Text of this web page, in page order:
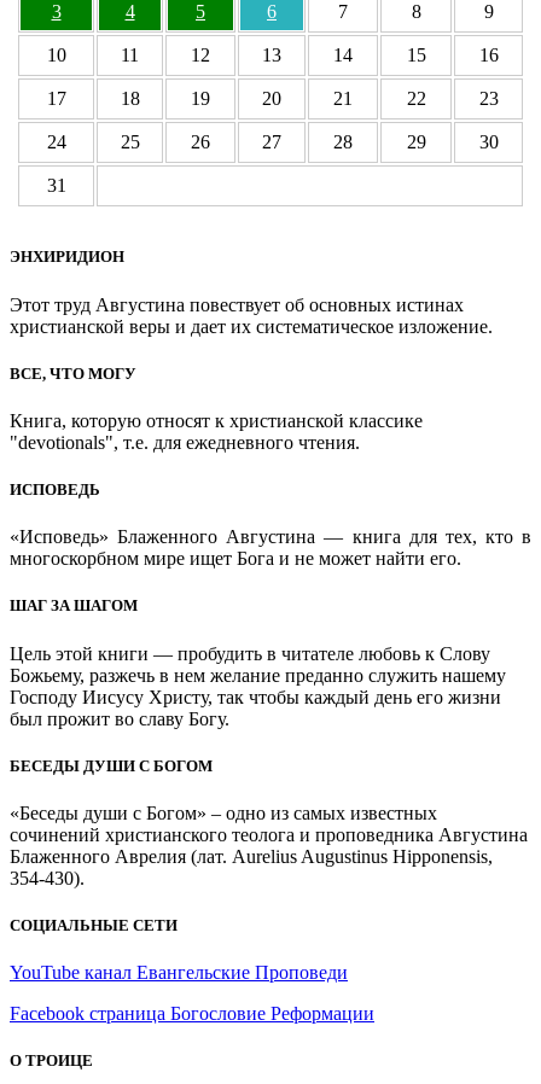
3 4 5 6 7 8 9
10 11 12 13 14 15 16
17 18 19 20 21 22 23
24 25 26 27 28 29 30
31
ЭНХИРИДИОН
Этот труд Августина повествует об основных истинах
христианской веры и дает их систематическое изложение.
ВСЕ, ЧТО МОГУ
Книга, которую относят к христианской классике
"devotionals", т.е. для ежедневного чтения.
ИСПОВЕДЬ
«Исповедь» Блаженного Августина — книга для тех, кто в
многоскорбном мире ищет Бога и не может найти его.
ШАГ ЗА ШАГОМ
Цель этой книги — пробудить в читателе любовь к Слову
Божьему, разжечь в нем желание преданно служить нашему
Господу Иисусу Христу, так чтобы каждый день его жизни
был прожит во славу Богу.
БЕСЕДЫ ДУШИ С БОГОМ
«Беседы души с Богом» – одно из самых известных
сочинений христианского теолога и проповедника Августина
Блаженного Аврелия (лат. Aurelius Augustinus Hipponensis,
354-430).
СОЦИАЛЬНЫЕ СЕТИ
YouTube канал Евангельские Проповеди
Facebook страница Богословие Реформации
О ТРОИЦЕ